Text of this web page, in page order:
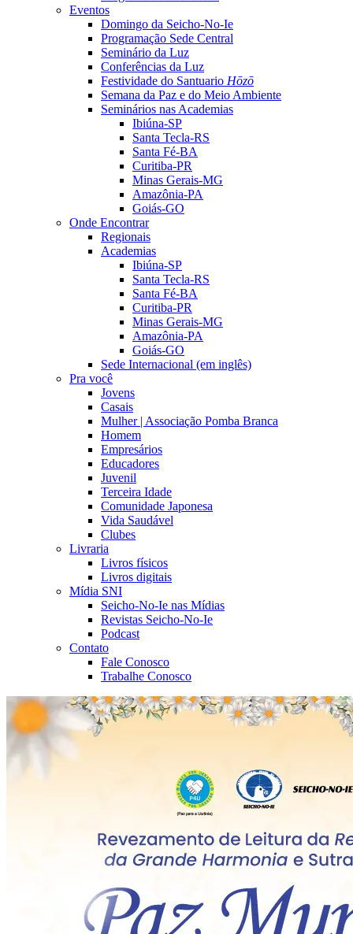
Eventos
Domingo da Seicho-No-Ie
Programação Sede Central
Seminário da Luz
Conferências da Luz
Festividade do Santuario Hōzō
Semana da Paz e do Meio Ambiente
Seminários nas Academias
Ibiúna-SP
Santa Tecla-RS
Santa Fé-BA
Curitiba-PR
Minas Gerais-MG
Amazônia-PA
Goiás-GO
Onde Encontrar
Regionais
Academias
Ibiúna-SP
Santa Tecla-RS
Santa Fé-BA
Curitiba-PR
Minas Gerais-MG
Amazônia-PA
Goiás-GO
Sede Internacional (em inglês)
Pra você
Jovens
Casais
Mulher | Associação Pomba Branca
Homem
Empresários
Educadores
Juvenil
Terceira Idade
Comunidade Japonesa
Vida Saudável
Clubes
Livraria
Livros físicos
Livros digitais
Mídia SNI
Seicho-No-Ie nas Mídias
Revistas Seicho-No-Ie
Podcast
Contato
Fale Conosco
Trabalhe Conosco